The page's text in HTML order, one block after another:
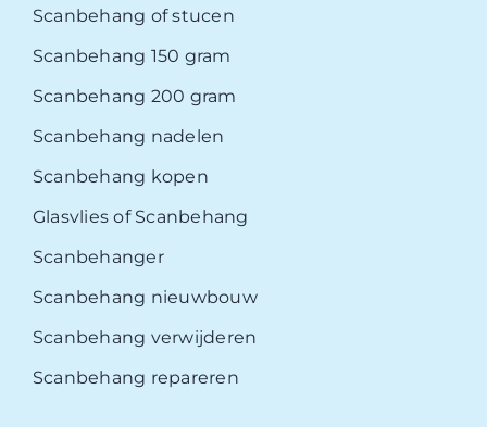
Scanbehang of stucen
Scanbehang 150 gram
Scanbehang 200 gram
Scanbehang nadelen
Scanbehang kopen
Glasvlies of Scanbehang
Scanbehanger
Scanbehang nieuwbouw
Scanbehang verwijderen
Scanbehang repareren